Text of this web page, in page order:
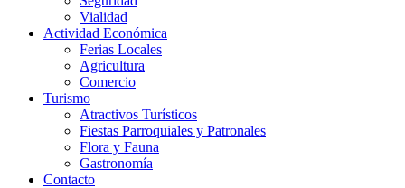
Vialidad
Actividad Económica
Ferias Locales
Agricultura
Comercio
Turismo
Atractivos Turísticos
Fiestas Parroquiales y Patronales
Flora y Fauna
Gastronomía
Contacto